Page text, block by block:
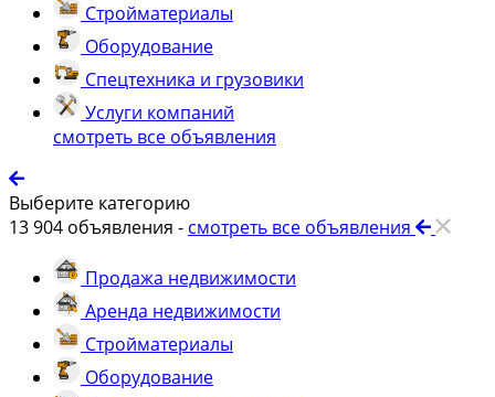
Стройматериалы
Оборудование
Спецтехника и грузовики
Услуги компаний
смотреть все объявления
Выберите категорию
13 904 объявления - смотреть все объявления
Продажа недвижимости
Аренда недвижимости
Стройматериалы
Оборудование